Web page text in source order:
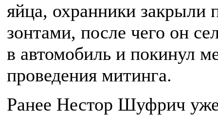
яйца, охранники закрыли
зонтами, после чего он
в автомобиль и покинул
проведения митинга.
Ранее Нестор Шуфрич